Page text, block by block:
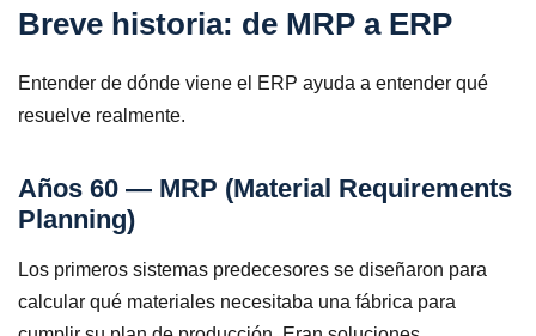
Breve historia: de MRP a ERP
Entender de dónde viene el ERP ayuda a entender qué
resuelve realmente.
Años 60 — MRP (Material Requirements
Planning)
Los primeros sistemas predecesores se diseñaron para
calcular qué materiales necesitaba una fábrica para